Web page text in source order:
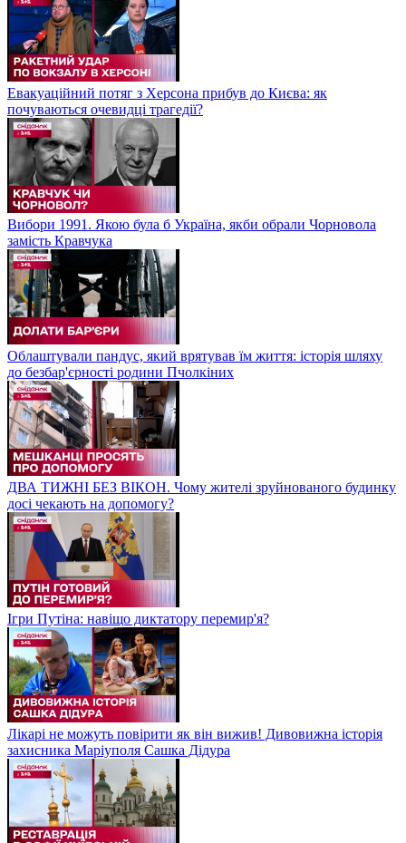
Евакуаційний потяг з Херсона прибув до Києва: як
почуваються очевидці трагедії?
Вибори 1991. Якою була б Україна, якби обрали Чорновола
замість Кравчука
Облаштували пандус, який врятував їм життя: історія шляху
до безбар'єрності родини Пчолкіних
ДВА ТИЖНІ БЕЗ ВІКОН. Чому жителі зруйнованого будинку
досі чекають на допомогу?
Ігри Путіна: навіщо диктатору перемир'я?
Лікарі не можуть повірити як він вижив! Дивовижна історія
захисника Маріуполя Сашка Дідура